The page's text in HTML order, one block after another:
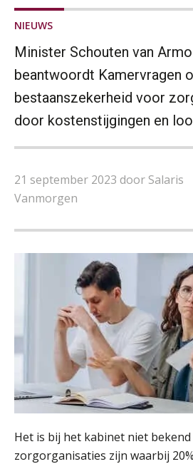
NIEUWS
Minister Schouten van
beantwoordt Kamervragen
bestaanszekerheid voor
door kostenstijgingen en
21 september 2023 door Salaris
Vanmorgen
Het is bij het kabinet niet
zorgorganisaties zijn waarbij